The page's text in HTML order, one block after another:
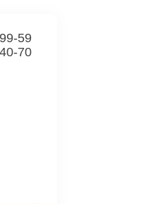
59
70